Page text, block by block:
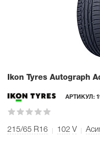
Ikon Tyres Autograph
АРТИКУЛ:
215/65 R16 102 V